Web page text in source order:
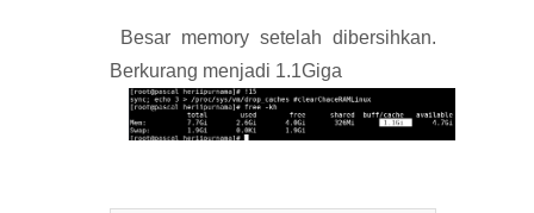
Besar memory setelah dibersihkan.
Berkurang menjadi 1.1Giga